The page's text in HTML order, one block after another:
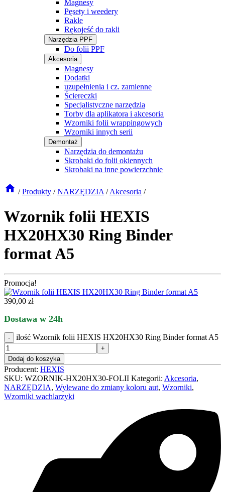
Magnesy
Pęsety i weedery
Rakle
Rękojeść do rakli
Narzędzia PPF
Do folii PPF
Akcesoria
Magnesy
Dodatki
uzupełnienia i cz. zamienne
Ściereczki
Specjalistyczne narzędzia
Torby dla aplikatora i akcesoria
Wzorniki folii wrappingowych
Wzorniki innych serii
Demontaż
Narzędzia do demontażu
Skrobaki do folii okiennych
Skrobaki na inne powierzchnie
/ Produkty / NARZĘDZIA / Akcesoria /
Wzornik folii HEXIS
HX20HX30 Ring Binder
format A5
Promocja!
390,00 zł
Dostawa w 24h
ilość Wzornik folii HEXIS HX20HX30 Ring Binder format A5
Dodaj do koszyka
Producent: HEXIS
SKU: WZORNIK-HX20HX30-FOLII Kategorii: Akcesoria,
NARZĘDZIA, Wylewane do zmiany koloru aut, Wzorniki,
Wzorniki wachlarzyki